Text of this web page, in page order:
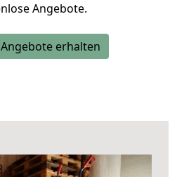
Angebote.
erhalten